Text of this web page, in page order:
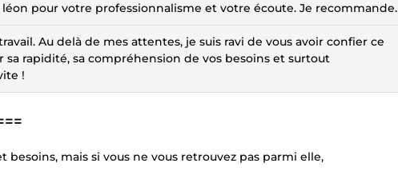
léon pour votre professionnalisme et votre écoute. Je recommande.
Au delà de mes attentes, je suis ravi de vous avoir confier ce
sa rapidité, sa compréhension de vos besoins et surtout
!
mais si vous ne vous retrouvez pas parmi elle,